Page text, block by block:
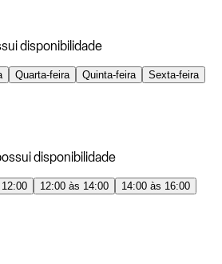
disponibilidade
Quarta-feira Quinta-feira
Sexta-feira
disponibilidade
12:00 às 14:00
14:00 às 16:00